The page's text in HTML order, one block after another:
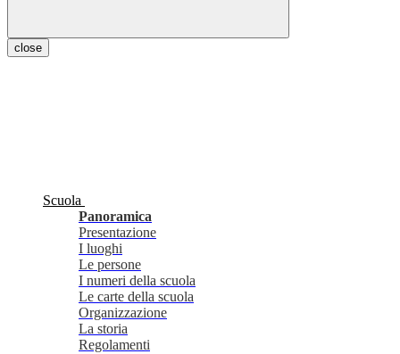
close
Scuola
Panoramica
Presentazione
I luoghi
Le persone
I numeri della scuola
Le carte della scuola
Organizzazione
La storia
Regolamenti